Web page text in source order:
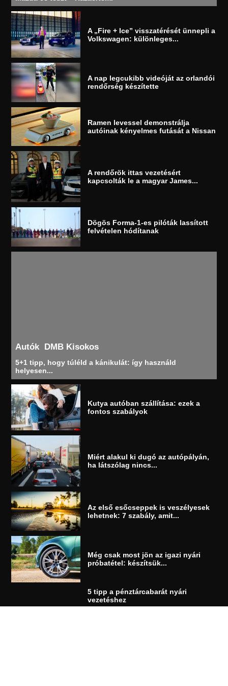
A „Fire + Ice” visszatérését ünnepli a
Volkswagen: különleges...
A nap legcukibb videóját az orlandói
rendőrség készítette
Ramen levessel demonstrálja
autóinak kényelmes futását a Nissan
A rendőrök ittas vezetésért
kapcsolták le a magyar James...
Dögös Forma-1-es pilóták lassított
felvételen hódítanak
Autók DMB Kisokos
5+1 tipp, hogy túléld a kánikulát: így használd
helyesen...
Kutya autóban szállítása: ezek a
fontos szabályok
Miért alakul ki dugó az autópályán,
ha látszólag nincs...
Az első esőcseppek is veszélyesek
lehetnek: 7 szabály, amit...
Még csak most jön az igazi nyári
próbatétel: készítsük...
5 tipp a pénztárcabarát nyári
vezetéshez